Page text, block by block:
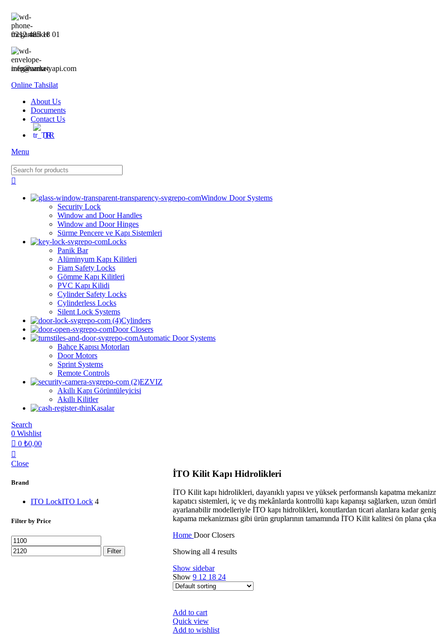
0212 485 18 01
info@arma-yapi.com
Online Tahsilat
About Us
Documents
Contact Us
TR
Menu
Window Door Systems
Security Lock
Window and Door Handles
Window and Door Hinges
Sürme Pencere ve Kapı Sistemleri
Locks
Panik Bar
Alüminyum Kapı Kilitleri
⁠⁠Fiam Safety Locks
Gömme Kapı Kilitleri
PVC Kapı Kilidi
Cylinder Safety Locks
Cylinderless Locks
Silent Lock Systems
Cylinders
Door Closers
Automatic Door Systems
Bahçe Kapısı Motorları
Door Motors
Sprint Systems
Remote Controls
EZVIZ
Akıllı Kapı Görüntüleyicisi
Akıllı Kilitler
Kasalar
Search
0 Wishlist
0 ₺0,00
Close
Brand
ITO LockITO Lock 4
Filter by Price
Filter
İTO Kilit Kapı Hidrolikleri
İTO Kilit kapı hidrolikleri, dayanıklı yapısı ve yüksek performanslı kapatma
kapatıcı sistemleri, iç ve dış mekânlarda kontrollü kapı kapanışı sağlarken, uzun
ayarlanabilir modelleriyle İTO kapı hidrolikleri, konutlardan ticari alanlara kadar geniş
kapama mekanizması gibi ürün gruplarının tamamında İTO Kilit kalitesi ön plana
Home Door Closers
Showing all 4 results
Show sidebar
Show 9 12 18 24
Add to cart
Quick view
Add to wishlist